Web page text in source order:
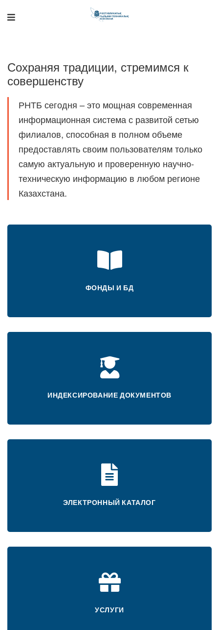
Сохраняя традиции, стремимся к
совершенству
РНТБ сегодня – это мощная современная
информационная система с развитой сетью
филиалов, способная в полном объеме
предоставлять своим пользователям только
самую актуальную и проверенную научно-
техническую информацию в любом регионе
Казахстана.
ФОНДЫ И БД
ИНДЕКСИРОВАНИЕ ДОКУМЕНТОВ
ЭЛЕКТРОННЫЙ КАТАЛОГ
УСЛУГИ
Поддержка РНТБ RU